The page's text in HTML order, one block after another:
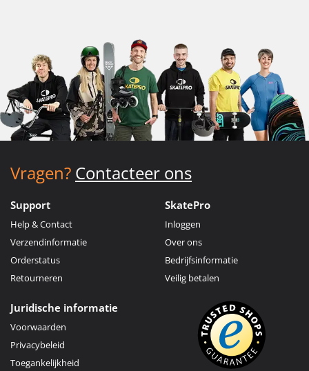
Vragen? Contacteer ons
Support
Help & Contact
Verzendinformatie
Orderstatus
Retourneren
SkatePro
Inloggen
Over ons
Bedrijfsinformatie
Veilig betalen
Juridische informatie
Voorwaarden
Privacybeleid
Toegankelijkheid